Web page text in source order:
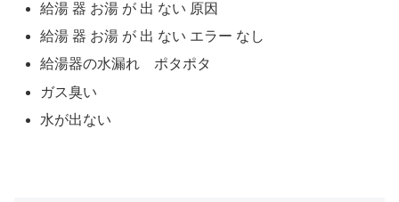
給湯 器 お湯 が 出 ない 原因
給湯 器 お湯 が 出 ない エラー なし
給湯器の水漏れ ポタポタ
ガス臭い
水が出ない